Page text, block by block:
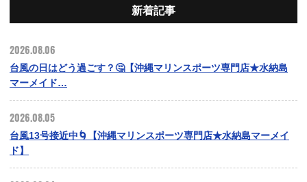
新着記事
2026.08.06
台風の日はどう過ごす？🤔【沖縄マリンスポーツ専門店★水納島
マーメイド…
2026.08.05
台風13号接近中🌀【沖縄マリンスポーツ専門店★水納島マーメイ
ド】